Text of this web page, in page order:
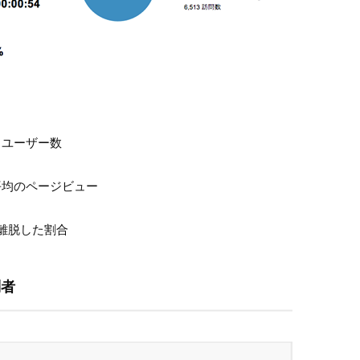
ーザー数
のページビュー
脱した割合